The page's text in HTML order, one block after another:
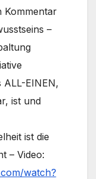
Kommentar
–
ALL-EINEN,
ist und
ist die
– Video:
watch?